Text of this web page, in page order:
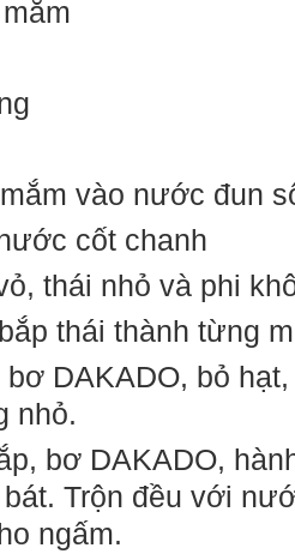
vào nước đun
cốt chanh
thái nhỏ và phi
thái thành từng
bơ DAKADO, bỏ
nhỏ.
bơ DAKADO,
Trộn đều với
ngấm.